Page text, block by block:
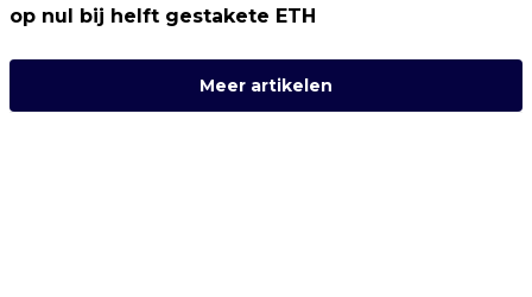
op nul bij helft gestakete ETH
Meer artikelen